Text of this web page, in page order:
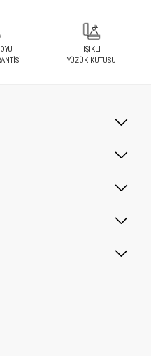
IŞIKLI
YÜZÜK KUTUSU